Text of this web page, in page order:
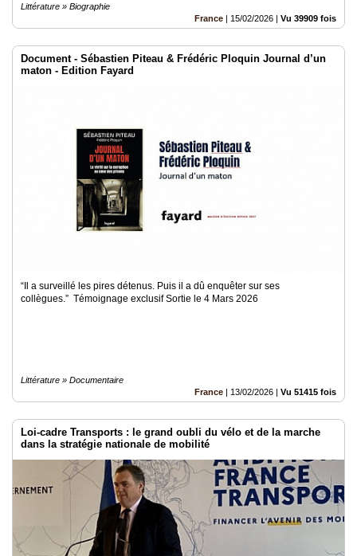
Littérature » Biographie
France | 15/02/2026 | Vu 39909 fois
Document - Sébastien Piteau & Frédéric Ploquin Journal d’un
maton - Edition Fayard
“Il a surveillé les pires détenus. Puis il a dû enquêter sur ses
collègues.” Témoignage exclusif Sortie le 4 Mars 2026
Littérature » Documentaire
France | 13/02/2026 | Vu 51415 fois
Loi-cadre Transports : le grand oubli du vélo et de la marche
dans la stratégie nationale de mobilité